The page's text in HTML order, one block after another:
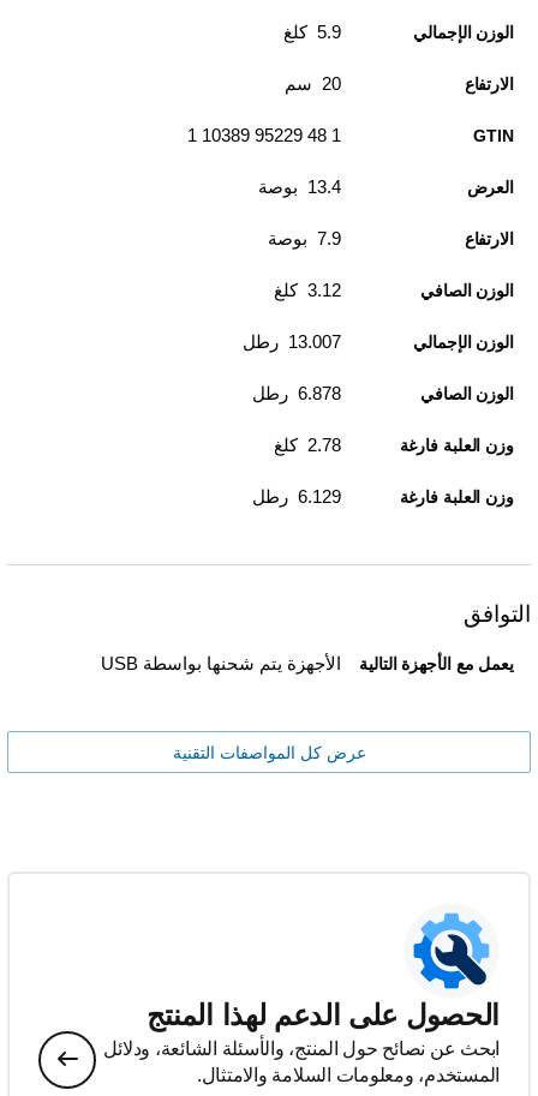
الوزن الإجمالي 5.9 كلغ
الارتفاع 20 سم
GTIN
1 48 95229 10389 1
العرض 13.4 بوصة
الارتفاع 7.9 بوصة
الوزن الصافي 3.12 كلغ
الوزن الإجمالي 13.007 رطل
الوزن الصافي 6.878 رطل
وزن العلبة فارغة 2.78 كلغ
وزن العلبة فارغة 6.129 رطل
التوافق
يعمل مع الأجهزة التالية الأجهزة يتم شحنها بواسطة USB
عرض كل المواصفات التقنية
الحصول على الدعم لهذا المنتج
ابحث عن نصائح حول المنتج، والأسئلة الشائعة، ودلائل
المستخدم، ومعلومات السلامة والامتثال.